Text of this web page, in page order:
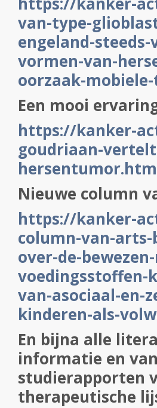
van-type-
engeland-
vormen-van-
oorzaak-
Een mooi
https://kanker-
goudriaan-
Nieuwe column
https://kanker-
column-van-
over-de-
voedingsstoffen-
van-asociaal-en-
kinderen-als-
En bijna alle
informatie en
studierapporten
therapeutische